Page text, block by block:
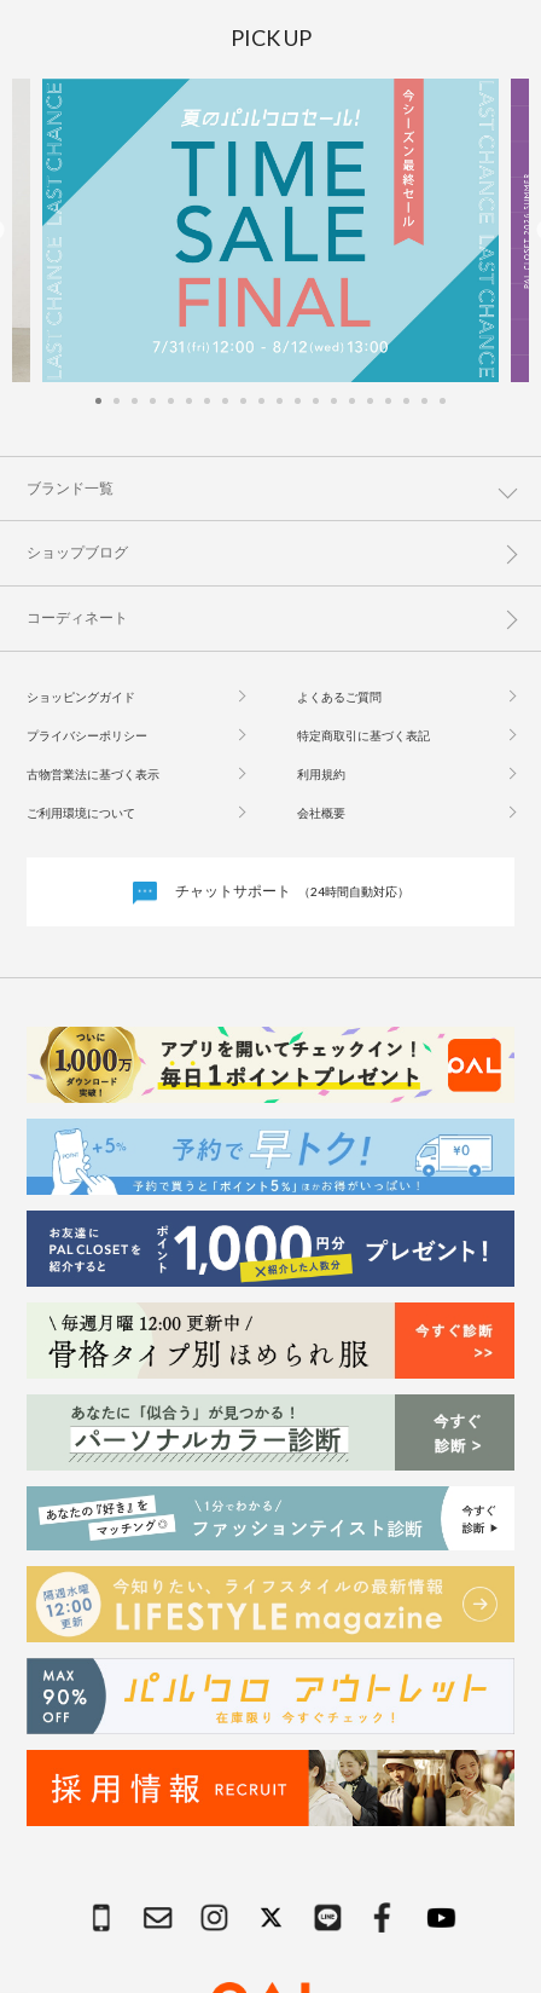
PICK UP
ブランド一覧
ショップブログ
コーディネート
ショッピングガイド よくあるご質問
プライバシーポリシー 特定商取引に基づく表記
古物営業法に基づく表示 利用規約
ご利用環境について 会社概要
チャットサポート （24時間自動対応）